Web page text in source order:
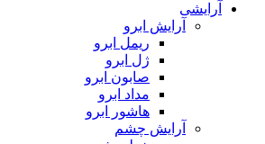
آرایشی
آرایش ابرو
ریمل ابرو
ژل ابرو
صابون ابرو
مداد ابرو
هاشور ابرو
آرایش چشم